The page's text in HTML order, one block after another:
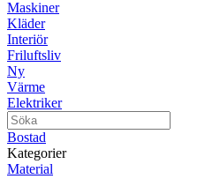
Maskiner
Kläder
Interiör
Friluftsliv
Ny
Värme
Elektriker
Bostad
Kategorier
Material